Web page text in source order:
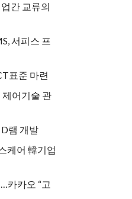
간 교류의
서피스 프
표준 마련
제어기술 관
램 개발
케어 韓기업
카카오 “고